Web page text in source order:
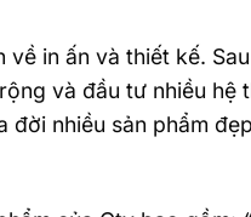
về in ấn và thiết kế.
và đầu tư nhiều hệ
đời nhiều sản phẩm